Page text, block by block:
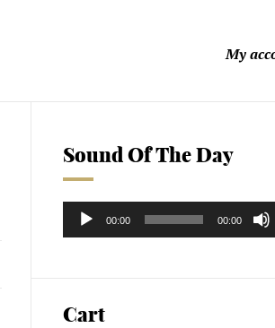
My
Sound Of The Day
Audio
Player
00:00 00:00
Cart